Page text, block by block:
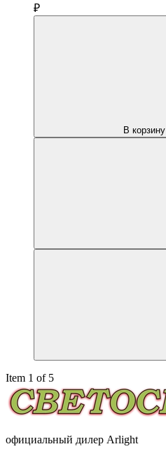
₽
В корзину
Item 1 of 5
официальный дилер Arlight